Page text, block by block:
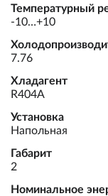
Температурный
-10…+10
7.76
Хладагент
R404A
Установка
Напольная
Габарит
2
Номинальное